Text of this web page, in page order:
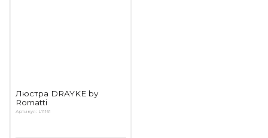
Люстра DRAYKE by
Romatti
Артикул: L11161